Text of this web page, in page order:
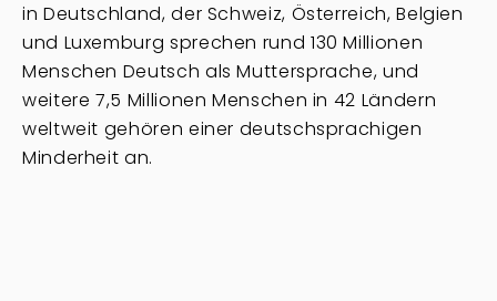
in Deutschland, der Schweiz, Österreich, Belgien
und Luxemburg sprechen rund 130 Millionen
Menschen Deutsch als Muttersprache, und
weitere 7,5 Millionen Menschen in 42 Ländern
weltweit gehören einer deutschsprachigen
Minderheit an.